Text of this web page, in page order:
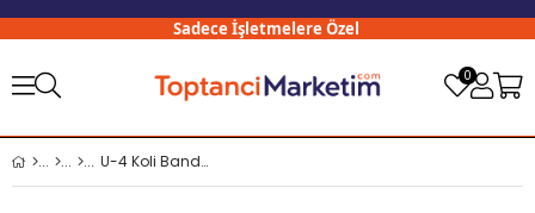
Sadece İşletmelere Özel
0
U-4 Koli Bandı 100 Mt x 45 Mm Koli Bandı